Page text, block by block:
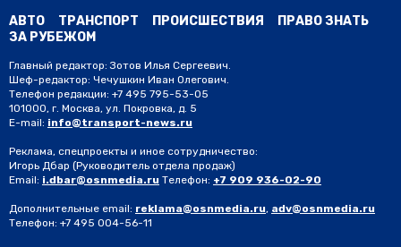
АВТО ТРАНСПОРТ ПРОИСШЕСТВИЯ
ПРАВО ЗНАТЬ
ЗА РУБЕЖОМ
Главный редактор: Зотов Илья Сергеевич.
Шеф-редактор: Чечушкин Иван Олегович.
Телефон редакции: +7 495 795-53-05
101000, г. Москва, ул. Покровка, д. 5
E-mail: info@transport-news.ru
Реклама, спецпроекты и иное сотрудничество:
Игорь Дбар (Руководитель отдела продаж)
Email: i.dbar@osnmedia.ru Телефон: +7 909 936-02-90
Дополнительные email: reklama@osnmedia.ru, adv@osnmedia.ru
Телефон: +7 495 004-56-11